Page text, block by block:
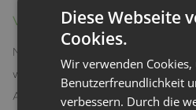
Vielseitig einsetzbar im ganzen
Nicht nur für Windeleimer geeignet:
wo Gerüche entstehen – z. B. in
Auto.
Diese Webseite
Cookies.
Wir verwenden
Benutzerfreundlichkeit
verbessern. Durch die